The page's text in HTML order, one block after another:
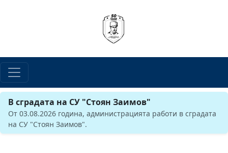
В сградата на СУ "Стоян Заимов"
От 03.08.2026 година, администрацията работи в сградата
на СУ "Стоян Заимов".